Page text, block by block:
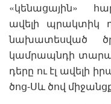
«կենացային»
ավելի պրակտիկ
նախատեսված
կամրապնդի
դերը ու էլ ավելի
ծոց-Սև ծով